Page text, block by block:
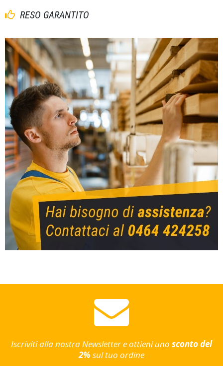
RESO GARANTITO
Iscriviti alla nostra Newsletter e ottieni uno sconto del
2% sul tuo ordine